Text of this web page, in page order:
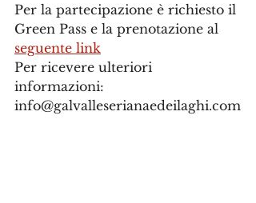
Per la partecipazione è richiesto il
Green Pass e la prenotazione al
seguente link
Per ricevere ulteriori
informazioni:
info@galvalleserianaedeilaghi.com